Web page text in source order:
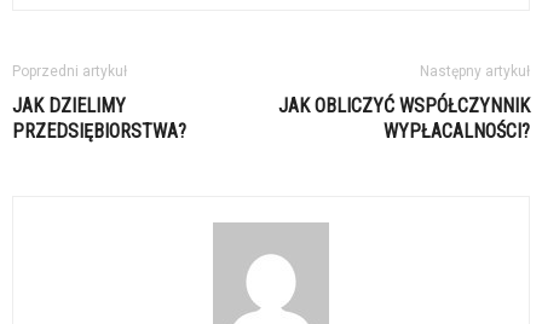
Poprzedni artykuł
JAK DZIELIMY
PRZEDSIĘBIORSTWA?
Następny artykuł
JAK OBLICZYĆ WSPÓŁCZYNNIK
WYPŁACALNOŚCI?